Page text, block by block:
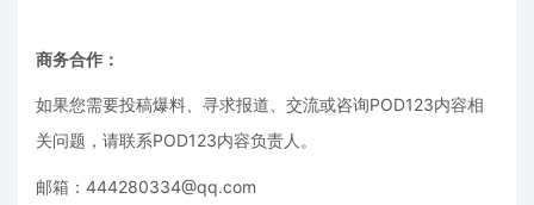
商务合作：
如果您需要投稿爆料、寻求报道、交流或咨询POD123内容相
关问题，请联系POD123内容负责人。
邮箱：444280334@qq.com